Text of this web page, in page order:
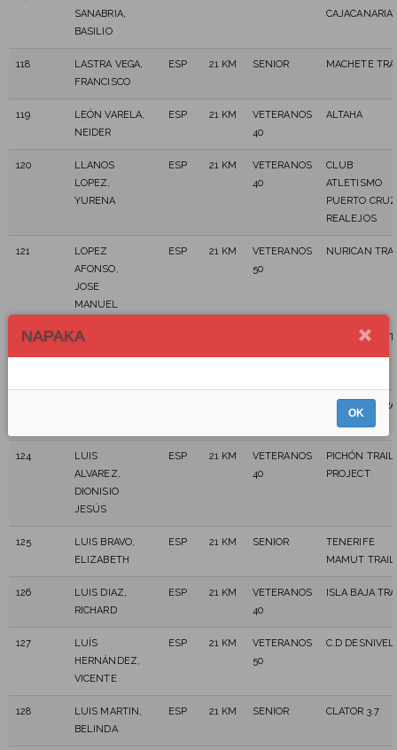
SANABRIA,
BASILIO
118
LASTRA VEGA,
FRANCISCO
ESP 21 KM SENIOR MACHETE
119
LEÓN VARELA,
NEIDER
ESP 21 KM
VETERANOS
40
ALTAHA
120
LLANOS
LOPEZ,
YURENA
ESP 21 KM
VETERANOS
40
CLUB
ATLETISMO
PUERTO CRUZ
REALEJOS
121
LOPEZ
AFONSO,
JOSE
MANUEL
ESP 21 KM
VETERANOS
50
NURICAN
122
LORENZO
AGUIAR, JOSÉ
40
TEAM
ISLA BAJA
124
LUIS
ALVAREZ,
DIONISIO
JESÚS
ESP 21 KM
VETERANOS
40
PICHÓN TRAIL
PROJECT
125
LUIS BRAVO,
ELIZABETH
ESP 21 KM SENIOR
TENERIFE
MAMUT TRAIL
126
LUIS DIAZ,
RICHARD
ESP 21 KM
VETERANOS
40
ISLA BAJA
127
LUÍS
HERNÁNDEZ,
VICENTE
ESP 21 KM
VETERANOS
50
C.D DESNIVEL
128
LUIS MARTIN,
BELINDA
ESP 21 KM SENIOR CLATOR 3.7
NAPAKA
OK